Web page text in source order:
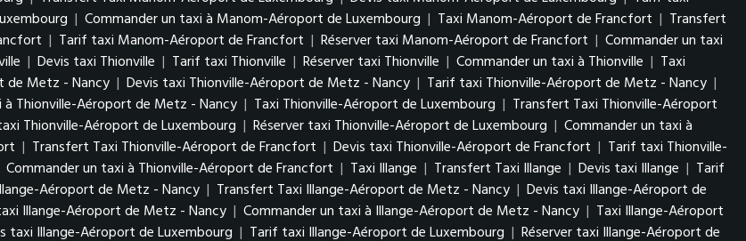
| Commander un taxi à Manom-Aéroport de Luxembourg | Taxi Manom-Aéroport de Francfort | Transfert
| Tarif taxi Manom-Aéroport de Francfort | Réserver taxi Manom-Aéroport de Francfort | Commander un taxi
| Devis taxi Thionville | Tarif taxi Thionville | Réserver taxi Thionville | Commander un taxi à Thionville | Taxi
de Metz - Nancy | Devis taxi Thionville-Aéroport de Metz - Nancy | Tarif taxi Thionville-Aéroport de Metz - Nancy |
à Thionville-Aéroport de Metz - Nancy | Taxi Thionville-Aéroport de Luxembourg | Transfert Taxi Thionville-Aéroport
Thionville-Aéroport de Luxembourg | Réserver taxi Thionville-Aéroport de Luxembourg | Commander un taxi à
| Transfert Taxi Thionville-Aéroport de Francfort | Devis taxi Thionville-Aéroport de Francfort | Tarif taxi Thionville-
Commander un taxi à Thionville-Aéroport de Francfort | Taxi Illange | Transfert Taxi Illange | Devis taxi Illange | Tarif
Aéroport de Metz - Nancy | Transfert Taxi Illange-Aéroport de Metz - Nancy | Devis taxi Illange-Aéroport de
Illange-Aéroport de Metz - Nancy | Commander un taxi à Illange-Aéroport de Metz - Nancy | Taxi Illange-Aéroport
taxi Illange-Aéroport de Luxembourg | Tarif taxi Illange-Aéroport de Luxembourg | Réserver taxi Illange-Aéroport de